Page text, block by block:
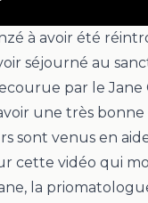
à avoir été
séjourné au
par leJane
une très
venus en
cette vidéo qui
, la